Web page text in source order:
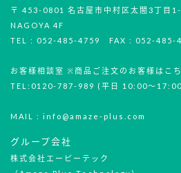
〒 453-0801 名古屋市中村区太閤3丁目
NAGOYA 4F
TEL : 052-485-4759 FAX : 052-
お客様相談室 ※商品ご注文のお客様はこ
TEL:0120-787-989 (平日 10:00～
MAIL : info@amaze-plus.com
グループ会社
株式会社エーピーテック